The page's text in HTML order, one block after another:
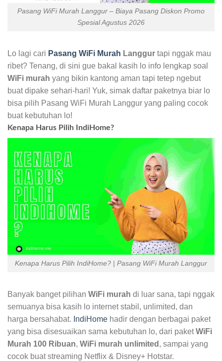
Pasang WiFi Murah Langgur – Biaya Pasang Diskon Promo
Spesial Agustus 2026
Lo lagi cari Pasang WiFi Murah Langgur tapi nggak mau
ribet? Tenang, di sini gue bakal kasih lo info lengkap soal
WiFi murah yang bikin kantong aman tapi tetep ngebut
buat dipake sehari-hari! Yuk, simak daftar paketnya biar lo
bisa pilih Pasang WiFi Murah Langgur yang paling cocok
buat kebutuhan lo!
Kenapa Harus Pilih IndiHome?
Kenapa Harus Pilih IndiHome? | Pasang WiFi Murah Langgur
Banyak banget pilihan WiFi murah di luar sana, tapi nggak
semuanya bisa kasih lo internet stabil, unlimited, dan
harga bersahabat. IndiHome hadir dengan berbagai paket
yang bisa disesuaikan sama kebutuhan lo, dari paketWiFi
Murah 100 Ribuan, WiFi murah unlimited , sampai yang
cocok buat streaming Netflix & Disney+ Hotstar.